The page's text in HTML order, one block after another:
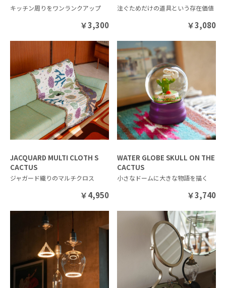
キッチン周りをワンランクアップ
￥3,300
注ぐためだけの道具という存在価値
￥3,080
JACQUARD MULTI CLOTH S
CACTUS
ジャガード織りのマルチクロス
￥4,950
WATER GLOBE SKULL ON THE
CACTUS
小さなドームに大きな物語を描く
￥3,740